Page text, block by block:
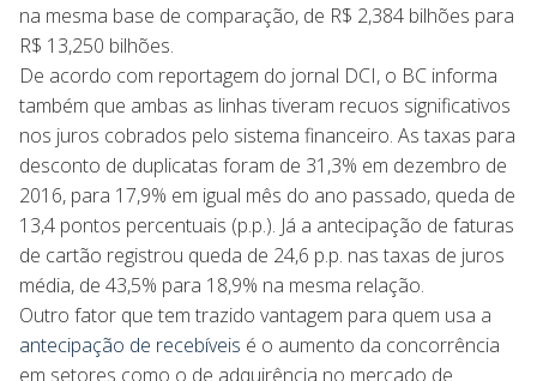
na mesma base de comparação, de R$ 2,384 bilhões para
R$ 13,250 bilhões.
De acordo com reportagem do jornal DCI, o BC informa
também que ambas as linhas tiveram recuos significativos
nos juros cobrados pelo sistema financeiro. As taxas para
desconto de duplicatas foram de 31,3% em dezembro de
2016, para 17,9% em igual mês do ano passado, queda de
13,4 pontos percentuais (p.p.). Já a antecipação de faturas
de cartão registrou queda de 24,6 p.p. nas taxas de juros
média, de 43,5% para 18,9% na mesma relação.
Outro fator que tem trazido vantagem para quem usa a
antecipação de recebíveis é o aumento da concorrência
em setores como o de adquirência no mercado de